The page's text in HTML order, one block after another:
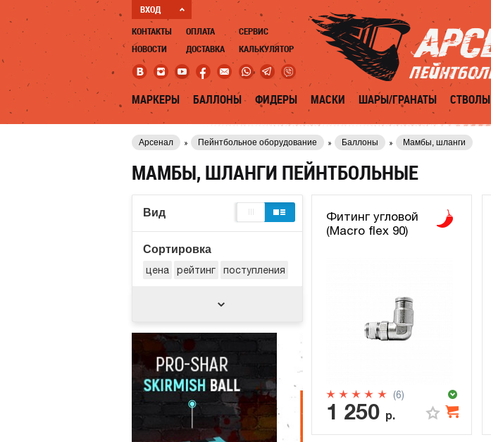
ВХОД
КОНТАКТЫ
НОВОСТИ
ОПЛАТА
ДОСТАВКА
СЕРВИС
КАЛЬКУЛЯТОР
МАРКЕРЫ БАЛЛОНЫ ФИДЕРЫ МАСКИ ШАРЫ/ГРАНАТЫ СТВОЛЫ
Арсенал Пейнтбольное оборудование Баллоны Мамбы, шланги
МАМБЫ, ШЛАНГИ ПЕЙНТБОЛЬНЫЕ
Вид
Сортировка
цена рейтинг поступления
Фитинг угловой
(Macro flex 90)
(6)
1 250 р.